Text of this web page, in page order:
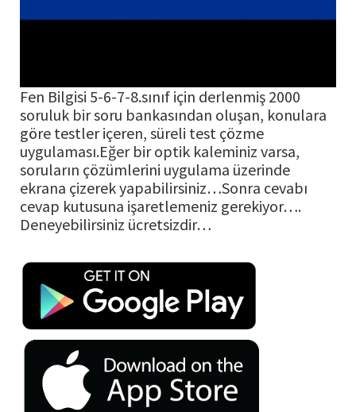
Fen Bilgisi 5-6-7-8.sınıf için derlenmiş 2000
soruluk bir soru bankasından oluşan, konulara
göre testler içeren, süreli test çözme
uygulaması.Eğer bir optik kaleminiz varsa,
soruların çözümlerini uygulama üzerinde
ekrana çizerek yapabilirsiniz…Sonra cevabı
cevap kutusuna işaretlemeniz gerekiyor….
Deneyebilirsiniz ücretsizdir…